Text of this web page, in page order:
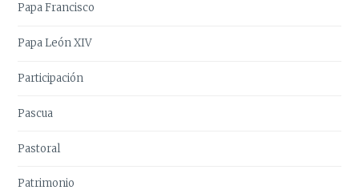
Papa Francisco
Papa León XIV
Participación
Pascua
Pastoral
Patrimonio